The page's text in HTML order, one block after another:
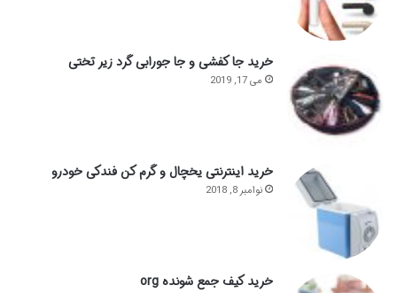
خرید جا کفشی و جا جورابی گرد زیر تختی
می 17, 2019
خرید اینترنتی یخچال و گرم کن فندکی خودرو
نوامبر 8, 2018
خرید کیف جمع شونده org